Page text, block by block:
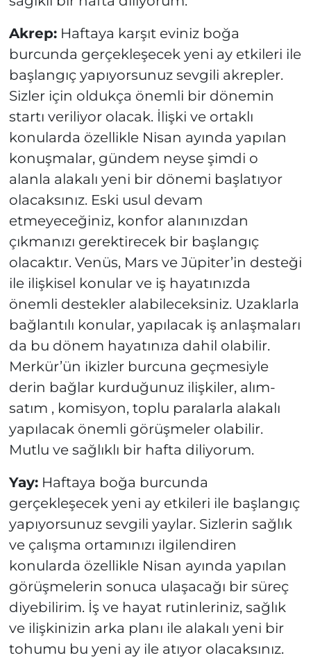
Akrep:Haftaya karşıt eviniz boğa
burcunda gerçekleşecek yeni ay etkileri ile
başlangıç yapıyorsunuz sevgili akrepler.
Sizler için oldukça önemli bir dönemin
startı veriliyor olacak. İlişki ve ortaklı
konularda özellikle Nisan ayında yapılan
konuşmalar, gündem neyse şimdi o
alanla alakalı yeni bir dönemi başlatıyor
olacaksınız. Eski usul devam
etmeyeceğiniz, konfor alanınızdan
çıkmanızı gerektirecek bir başlangıç
olacaktır. Venüs, Mars ve Jüpiter’in desteği
ile ilişkisel konular ve iş hayatınızda
önemli destekler alabileceksiniz. Uzaklarla
bağlantılı konular, yapılacak iş anlaşmaları
da bu dönem hayatınıza dahil olabilir.
Merkür’ün ikizler burcuna geçmesiyle
derin bağlar kurduğunuz ilişkiler, alım-
satım , komisyon, toplu paralarla alakalı
yapılacak önemli görüşmeler olabilir.
Mutlu ve sağlıklı bir hafta diliyorum.
Yay:Haftaya boğa burcunda
gerçekleşecek yeni ay etkileri ile başlangıç
yapıyorsunuz sevgili yaylar. Sizlerin sağlık
ve çalışma ortamınızı ilgilendiren
konularda özellikle Nisan ayında yapılan
görüşmelerin sonuca ulaşacağı bir süreç
diyebilirim. İş ve hayat rutinleriniz, sağlık
ve ilişkinizin arka planı ile alakalı yeni bir
tohumu bu yeni ay ile atıyor olacaksınız.